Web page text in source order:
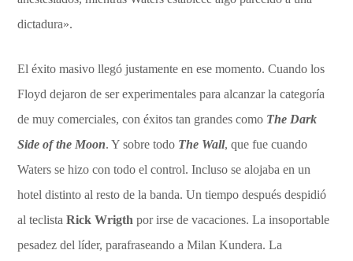
dictadura».
El éxito masivo llegó justamente en ese momento. Cuando los
Floyd dejaron de ser experimentales para alcanzar la categoría
de muy comerciales, con éxitos tan grandes como The Dark
Side of the Moon. Y sobre todo The Wall, que fue cuando
Waters se hizo con todo el control. Incluso se alojaba en un
hotel distinto al resto de la banda. Un tiempo después despidió
al teclistaRick Wrigth por irse de vacaciones. La insoportable
pesadez del líder, parafraseando a Milan Kundera. La